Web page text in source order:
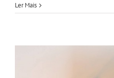
Ler Mais